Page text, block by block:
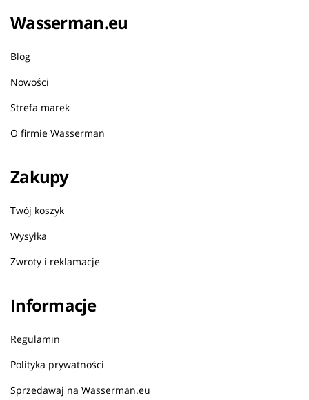
Wasserman.eu
Blog
Nowości
Strefa marek
O firmie Wasserman
Zakupy
Twój koszyk
Wysyłka
Zwroty i reklamacje
Informacje
Regulamin
Polityka prywatności
Sprzedawaj na Wasserman.eu